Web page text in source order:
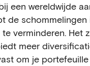
een wereldwijde
de schommelingen
verminderen. Het
meer
om je